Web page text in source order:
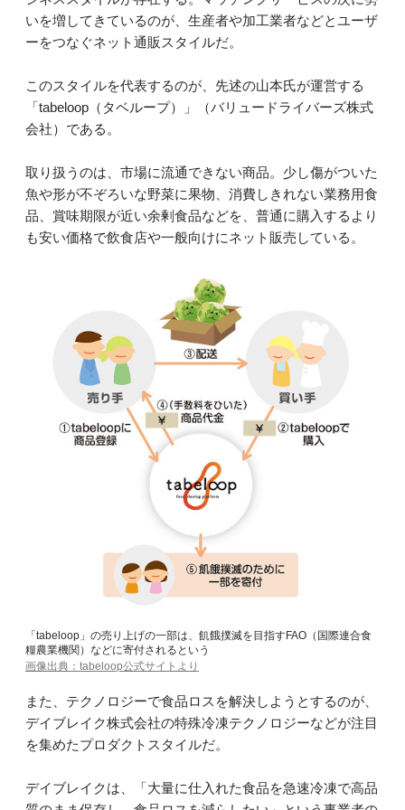
いを増してきているのが、生産者や加工業者などとユーザ
ーをつなぐネット通販スタイルだ。
このスタイルを代表するのが、先述の山本氏が運営する
「tabeloop（タベループ）」（バリュードライバーズ株式
会社）である。
取り扱うのは、市場に流通できない商品。少し傷がついた
魚や形が不ぞろいな野菜に果物、消費しきれない業務用食
品、賞味期限が近い余剰食品などを、普通に購入するより
も安い価格で飲食店や一般向けにネット販売している。
「tabeloop」の売り上げの一部は、飢餓撲滅を目指すFAO（国際連合食
糧農業機関）などに寄付されるという
画像出典：tabeloop公式サイトより
また、テクノロジーで食品ロスを解決しようとするのが、
デイブレイク株式会社の特殊冷凍テクノロジーなどが注目
を集めたプロダクトスタイルだ。
デイブレイクは、「大量に仕入れた食品を急速冷凍で高品